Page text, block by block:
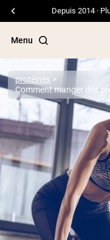
Depuis 2014 ·
Menu
Termes de recherche
”Protein Powder“
”Overnight Oats“
”Vegan protein“
”Collagen“
”Micellar Casein“
PROTÉINES EN
protéines